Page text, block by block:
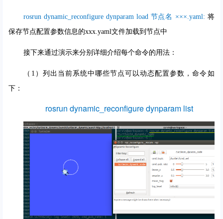
rosrun dynamic_reconfigure dynparam load 节点名 ×××.yaml: 将
保存节点配置参数信息的xxx.yaml文件加载到节点中
接下来通过演示来分别详细介绍每个命令的用法：
（1）列出当前系统中哪些节点可以动态配置参数，命令如
下：
rosrun dynamic_reconfigure dynparam list